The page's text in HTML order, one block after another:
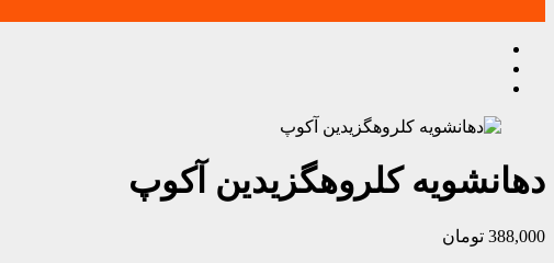
دهانشویه کلروهگزیدین آکوپ
388,000 تومان